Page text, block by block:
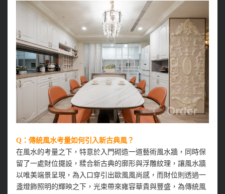
Q：傳統風水考量如何引入新古典風？
在風水的考量之下，特意於入門砌造一道藝術風水牆，同時保
留了一處財位擺設，糅合新古典的廓形與浮雕紋理，讓風水牆
以唯美端景呈現，為入口穿引出歐風風尚感，而財位則透過一
盞燈飾照明的輝映之下，光束帶來雍容華貴與豐盛，為傳統風